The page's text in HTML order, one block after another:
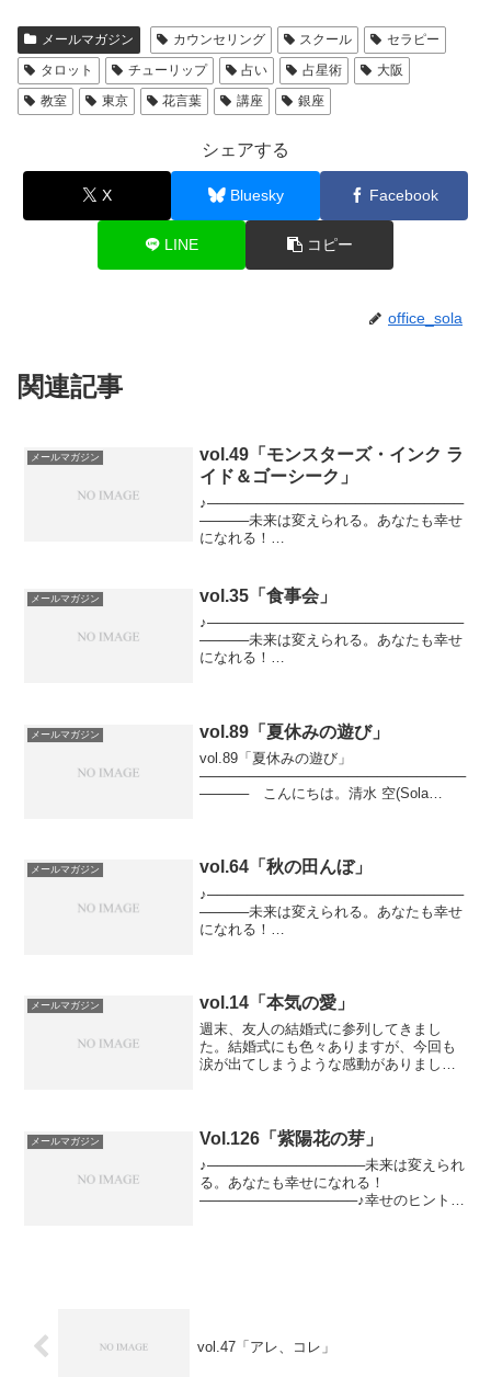
メールマガジン カウンセリング スクール
セラピー
タロット
チューリップ 占い 占星術
大阪
教室
東京 花言葉 講座 銀座
シェアする
X Bluesky Facebook
LINE コピー
office_sola
関連記事
メールマガジン
vol.49「モンスターズ・インク ラ
イド＆ゴーシーク」
♪──────────────────────────
─────未来は変えられる。あなたも幸せ
になれる！
いか？そのヒントになる情報を、配信す
メールマガジン vol.35「食事会」
♪──────────────────────────
─────未来は変えられる。あなたも幸せ
になれる！
ウンセ...
メールマガジン vol.89「夏休みの遊び」
vol.89「夏休みの遊び」
───────────────────────────
───── こんにちは。清水 空(Sola
メールマガジン vol.64「秋の田んぼ」
♪──────────────────────────
─────未来は変えられる。あなたも幸せ
になれる！
ウンセ...
メールマガジン vol.14「本気の愛」
週末、友人の結婚式に参列してきまし
た。結婚式にも色々ありますが、今回も
涙が出てしまうような感動がありまし
をみんなが祝福する。「本当に...
メールマガジン Vol.126「紫陽花の芽」
♪────────────────未来は変えられ
る。あなたも幸せになれる！
────────────────♪幸せのヒントを
vol.47「アレ、コレ」